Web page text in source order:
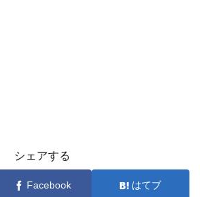
シェアする
Facebook はてブ